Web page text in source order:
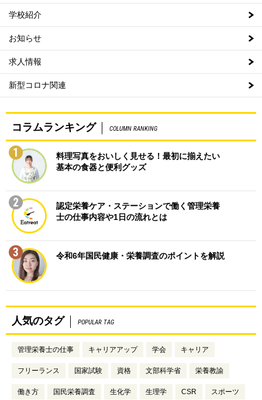
学校紹介
お知らせ
求人情報
新型コロナ関連
コラムランキング COLUMN RANKING
1
料理写真をおいしく見せる！最初に揃えたい
基本の食器と便利グッズ
2
認定栄養ケア・ステーションで働く管理栄養
士の仕事内容や1日の流れとは
3 令和6年国民健康・栄養調査のポイントを解説
人気のタグ POPULAR TAG
管理栄養士の仕事 キャリアアップ 学会 キャリア
フリーランス 国家試験 資格 文部科学省 栄養教諭
働き方 国民栄養調査 生化学 生理学 CSR スポーツ